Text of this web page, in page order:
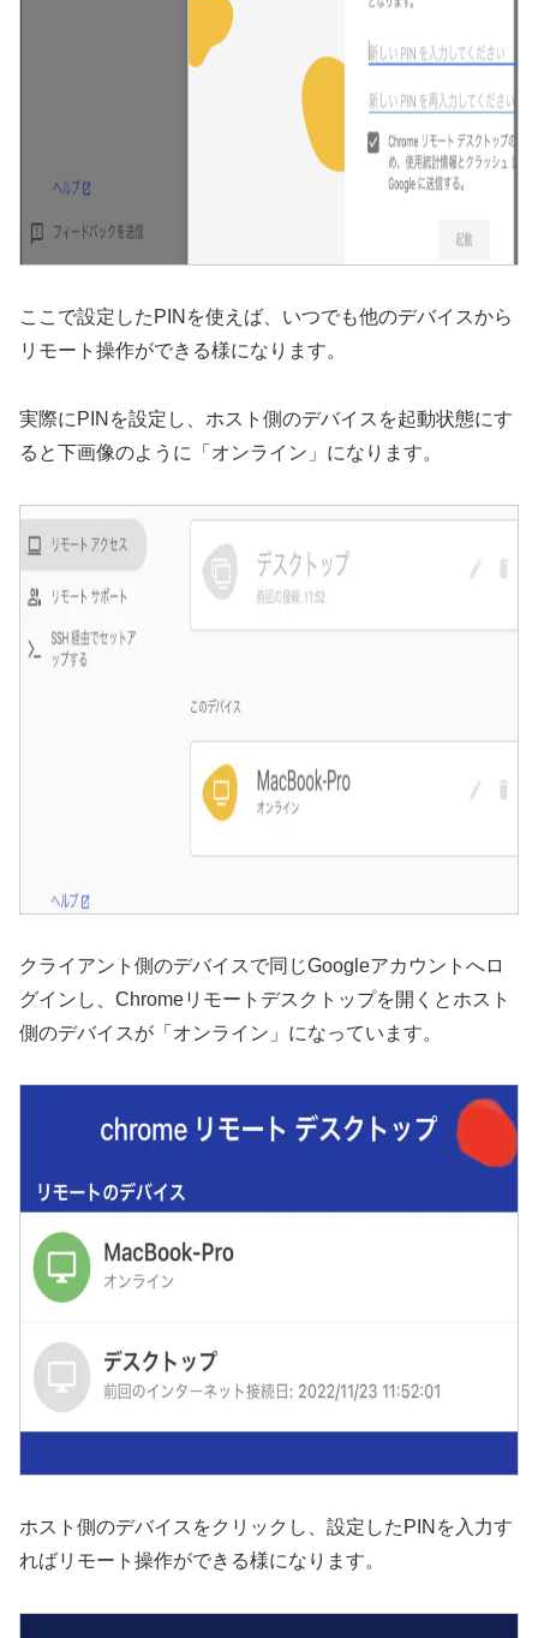
ここで設定したPINを使えば、いつでも他のデバイスから
リモート操作ができる様になります。
実際にPINを設定し、ホスト側のデバイスを起動状態にす
ると下画像のように「オンライン」になります。
クライアント側のデバイスで同じGoogleアカウントへロ
グインし、Chromeリモートデスクトップを開くとホスト
側のデバイスが「オンライン」になっています。
ホスト側のデバイスをクリックし、設定したPINを入力す
ればリモート操作ができる様になります。